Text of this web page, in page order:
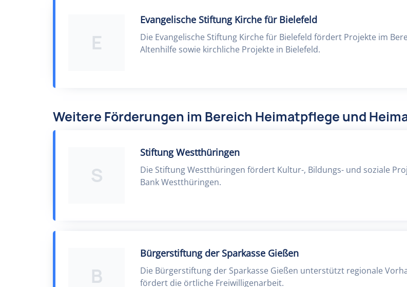
E
Evangelische Stiftung Kirche für Bielefeld
Die Evangelische Stiftung Kirche für Bielefeld fördert Projekte im
Altenhilfe sowie kirchliche Projekte in Bielefeld.
Weitere Förderungen im Bereich Heimatpflege und
S
Stiftung Westthüringen
Die Stiftung Westthüringen fördert Kultur-, Bildungs- und soziale
Bank Westthüringen.
B
Bürgerstiftung der Sparkasse Gießen
Die Bürgerstiftung der Sparkasse Gießen unterstützt regionale
fördert die örtliche Freiwilligenarbeit.